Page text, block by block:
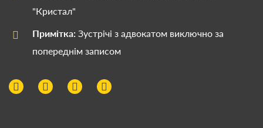
"Кристал"
Примітка: Зустрічі з адвокатом виключно за
попереднім записом